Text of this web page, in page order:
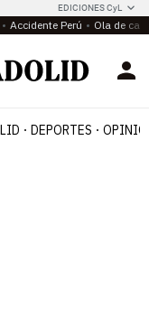
EDICIONES CyL
Accidente Perú Ola de
DEPORTES